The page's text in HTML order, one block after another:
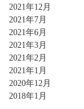
2021年12月
2021年7月
2021年6月
2021年3月
2021年2月
2021年1月
2020年12月
2018年1月